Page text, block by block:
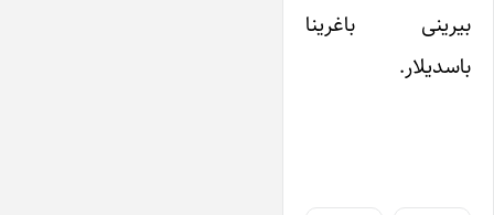
بیرینی باغرینا
باسدیلار.